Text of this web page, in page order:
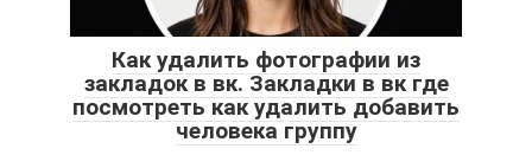
Как удалить фотографии из
закладок в вк. Закладки в вк где
посмотреть как удалить добавить
человека группу